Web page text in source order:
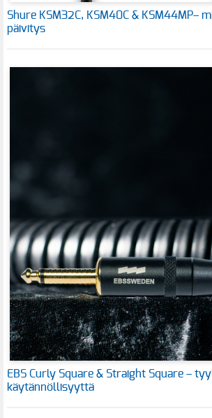
Shure KSM32C, KSM40C & KSM44MP–
päivitys
EBS Curly Square & Straight Square –
käytännöllisyyttä